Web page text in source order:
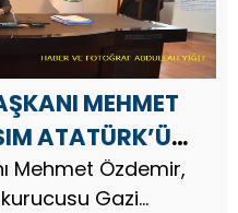
MEHMET
ATATÜRK’Ü
Mehmet Özdemir,
Gazi